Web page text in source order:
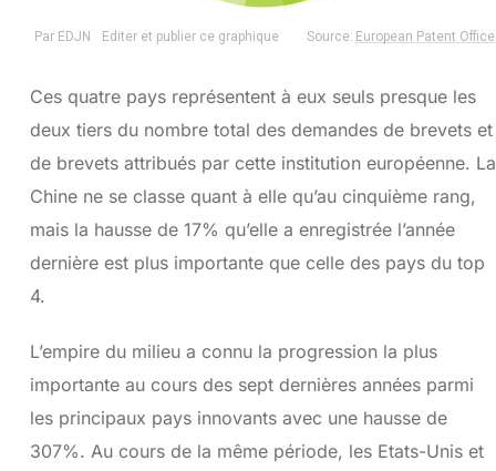
Ces quatre pays représentent à eux seuls presque les
deux tiers du nombre total des demandes de brevets et
de brevets attribués par cette institution européenne. La
Chine ne se classe quant à elle qu’au cinquième rang,
mais la hausse de 17% qu’elle a enregistrée l’année
dernière est plus importante que celle des pays du top
4.
L’empire du milieu a connu la progression la plus
importante au cours des sept dernières années parmi
les principaux pays innovants avec une hausse de
307%. Au cours de la même période, les Etats-Unis et